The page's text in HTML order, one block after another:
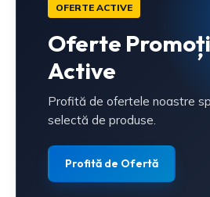
OFERTE ACTIVE
Oferte
Active
Profită de ofertele noastre
selectă de produse.
Profită de Ofertă